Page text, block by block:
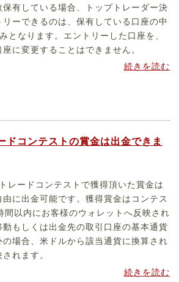
保有している場合、トップトレーダー決
ーできるのは、保有している口座の中
となります。エントリーした口座を、
に変更することはできません。
続きを読む
ドコンテストの賞金は出金できま
レードコンテストで獲得頂いた賞金は
に出金可能です。獲得賞金はコンテス
間以内にお客様のウォレットへ反映され
動もしくは出金先の取引口座の基本通貨
場合、米ドルから該当通貨に換算され
れます。
続きを読む